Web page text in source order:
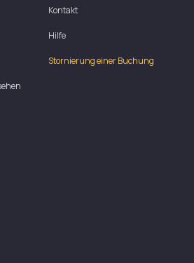
Kontakt
Hilfe
Stornierung einer Buchung